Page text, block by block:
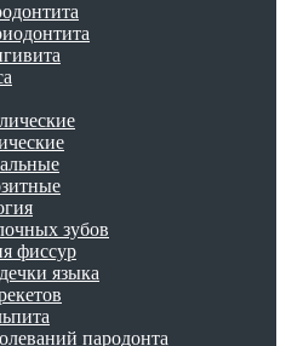
зубов
фиссур
языка
пародонта